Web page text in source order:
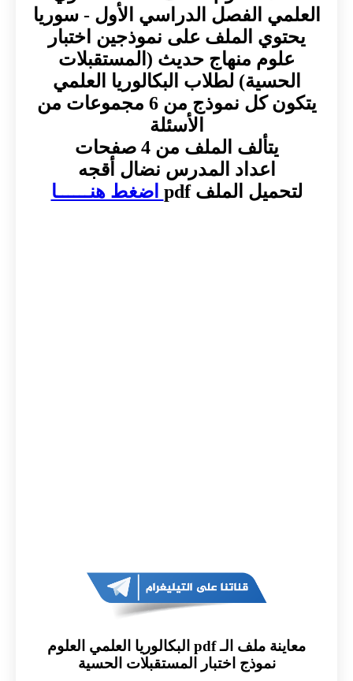
العلمي الفصل الدراسي الأول - سوريا
يحتوي الملف على نموذجين اختبار
علوم منهاج حديث (المستقبلات
الحسية) لطلاب البكالوريا العلمي
يتكون كل نموذج من 6 مجموعات من
الأسئلة
يتألف الملف من 4 صفحات
اعداد المدرس نضال أقجه
لتحميل الملف pdf
اضغط هنــــــا
معاينة ملف الـ pdf البكالوريا العلمي العلوم
نموذج اختبار المستقبلات الحسية